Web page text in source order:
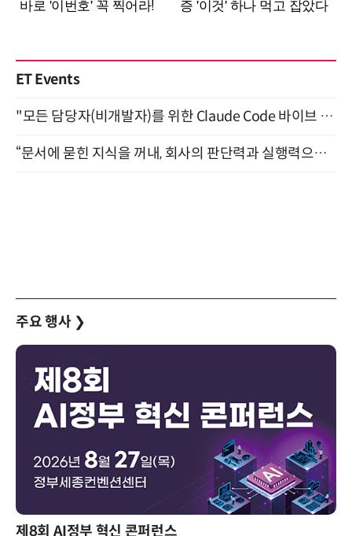
ET Events
"모든 담당자(비개발자)를 위한 Claude Code 바이브 코딩 2-day 부트캠프" 9월 16~17일 개최
“문서에 묻힌 지식을 꺼내, 회사의 판단력과 실행력으로 바꾸다” (8/20)
주요 행사 ❯
제8회 AI정부 혁신 콘퍼런스